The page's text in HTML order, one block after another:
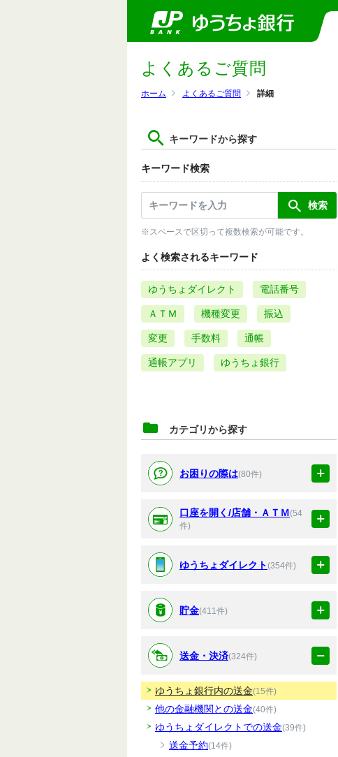
ホーム よくあるご質問 詳細
よくあるご質問
キーワードから探す
キーワード検索
※スペースで区切って複数検索が可能です。
よく検索されるキーワード
ゆうちょダイレクト 電話番号
ＡＴＭ 機種変更 振込
変更 手数料 通帳
通帳アプリ ゆうちょ銀行
カテゴリから探す
お困りの際は(80件)
口座を開く/店舗・ＡＴＭ(54
件)
ゆうちょダイレクト(354件)
貯金(411件)
送金・決済(324件)
ゆうちょ銀行内の送金(15件)
他の金融機関との送金(40件)
ゆうちょダイレクトでの送金(39件)
送金予約(14件)